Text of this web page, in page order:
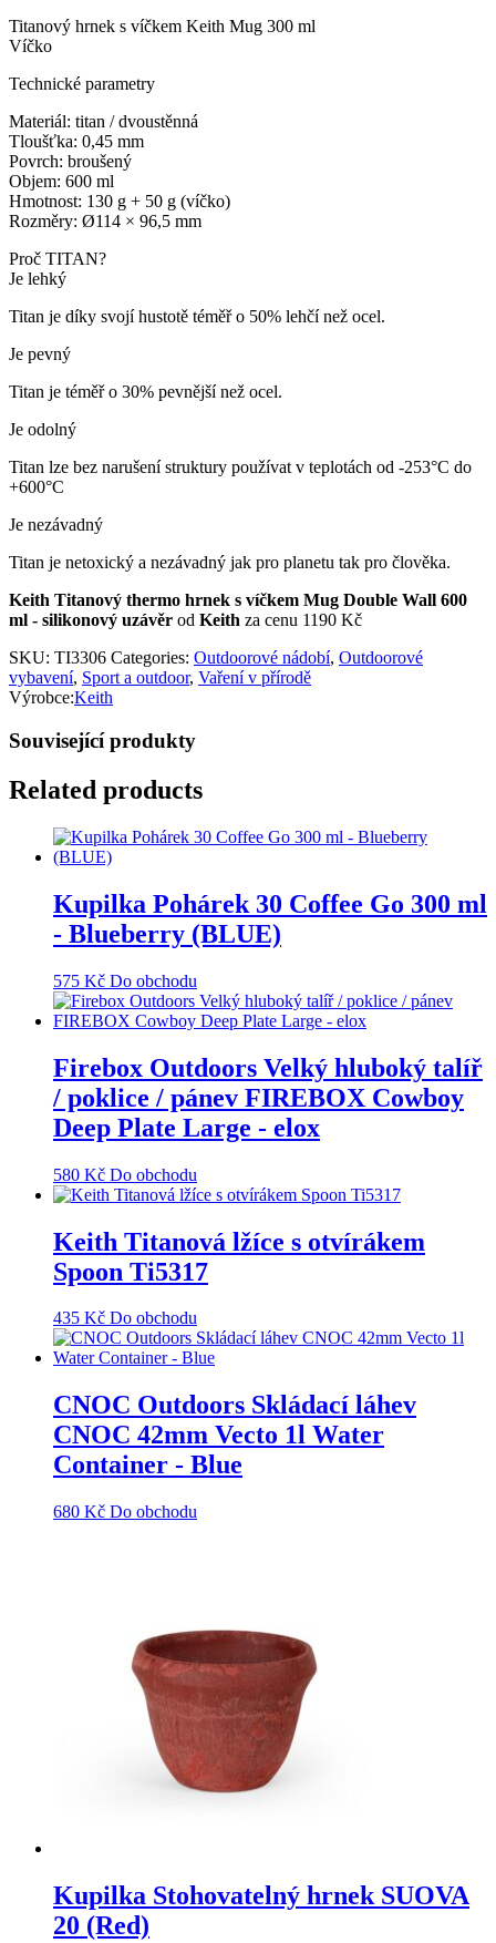
Titanový hrnek s víčkem Keith Mug 300 ml
Víčko
Technické parametry
Materiál: titan / dvoustěnná
Tloušťka: 0,45 mm
Povrch: broušený
Objem: 600 ml
Hmotnost: 130 g + 50 g (víčko)
Rozměry: Ø114 × 96,5 mm
Proč TITAN?
Je lehký
Titan je díky svojí hustotě téměř o 50% lehčí než ocel.
Je pevný
Titan je téměř o 30% pevnější než ocel.
Je odolný
Titan lze bez narušení struktury používat v teplotách od -253°C do
+600°C
Je nezávadný
Titan je netoxický a nezávadný jak pro planetu tak pro člověka.
Keith Titanový thermo hrnek s víčkem Mug Double Wall 600
ml - silikonový uzávěr od Keith za cenu 1190 Kč
SKU: TI3306 Categories: Outdoorové nádobí, Outdoorové
vybavení, Sport a outdoor, Vaření v přírodě
Výrobce:Keith
Související produkty
Related products
Kupilka Pohárek 30 Coffee Go 300 ml
- Blueberry (BLUE)
575 Kč Do obchodu
Firebox Outdoors Velký hluboký talíř
/ poklice / pánev FIREBOX Cowboy
Deep Plate Large - elox
580 Kč Do obchodu
Keith Titanová lžíce s otvírákem
Spoon Ti5317
435 Kč Do obchodu
CNOC Outdoors Skládací láhev
CNOC 42mm Vecto 1l Water
Container - Blue
680 Kč Do obchodu
Kupilka Stohovatelný hrnek SUOVA
20 (Red)